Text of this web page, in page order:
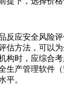
反应安全风险
估方法，可以
构时，应综合
生产管理软件
平。